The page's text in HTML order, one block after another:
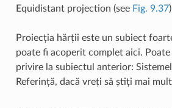
Equidistant projection (see Fig. 9.37
Proiecția hărții este un subiect
poate fi acoperit complet aici.
privire la subiectul anterior:
Referință, dacă vreți să știți mai